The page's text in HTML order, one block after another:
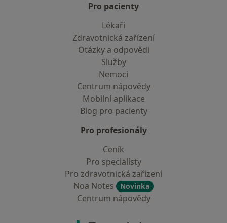
Pro pacienty
Lékaři
Zdravotnická zařízení
Otázky a odpovědi
Služby
Nemoci
Centrum nápovědy
Mobilní aplikace
Blog pro pacienty
Pro profesionály
Ceník
Pro specialisty
Pro zdravotnická zařízení
Noa Notes
Novinka
Centrum nápovědy